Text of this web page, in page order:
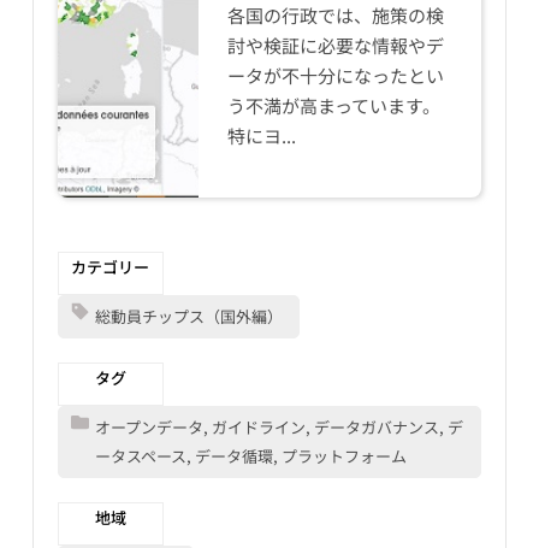
各国の行政では、施策の検
討や検証に必要な情報やデ
ータが不十分になったとい
う不満が高まっています。
特にヨ...
カテゴリー
総動員チップス（国外編）
タグ
オープンデータ, ガイドライン, データガバナンス, デ
ータスペース, データ循環, プラットフォーム
地域